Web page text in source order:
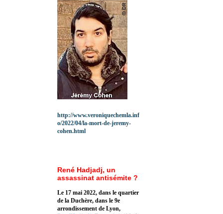
http://www.veroniquechemla.inf
o/2022/04/la-mort-de-jeremy-
cohen.html
René Hadjadj, un
assassinat antisémite ?
Le 17 mai 2022, dans le quartier
de la Duchère, dans le 9e
arrondissement de Lyon,